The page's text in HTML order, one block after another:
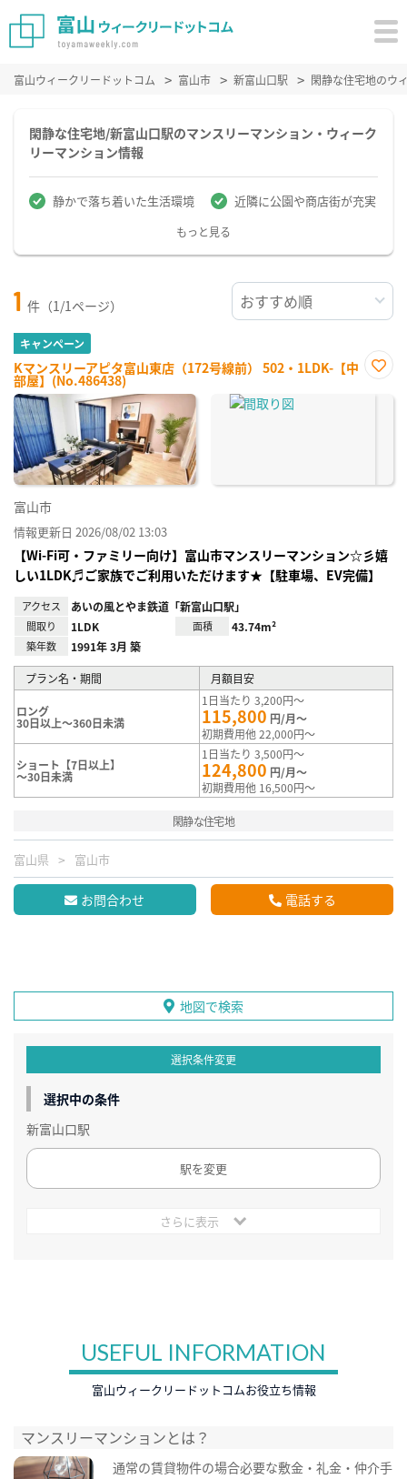
富山ウィークリードットコム 富山市 新富山口駅 閑静な住宅地のウ
閑静な住宅地/新富山口駅のマンスリーマンション・ウィーク
リーマンション情報
静かで落ち着いた生活環境 近隣に公園や商店街が充実
もっと見る
1 件（1/1ページ）
キャンペーン
Kマンスリーアピタ富山東店（172号線前） 502・1LDK-【中
部屋】(No.486438)
に入
富山市
情報更新日 2026/08/02 13:03
【Wi-Fi可・ファミリー向け】富山市マンスリーマンション☆彡嬉
しい1LDK♬ご家族でご利用いただけます★【駐車場、EV完備】
アクセス あいの風とやま鉄道「新富山口駅」
間取り 1LDK 面積 43.74m²
築年数 1991年 3月 築
プラン名・期間 月額目安
ロング
30日以上～360日未満
1日当たり 3,200円～
115,800 円/月～
初期費用他 22,000円～
ショート【7日以上】
～30日未満
1日当たり 3,500円～
124,800 円/月～
初期費用他 16,500円～
閑静な住宅地
富山県 富山市
お問合わせ 電話する
地図で検索
選択条件変更
選択中の条件
新富山口駅
駅を変更
さらに表示
USEFUL INFORMATION
富山ウィークリードットコムお役立ち情報
マンスリーマンションとは？
通常の賃貸物件の場合必要な敷金・礼金・仲介手